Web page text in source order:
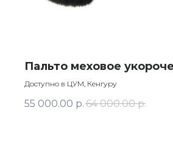
Пальто меховое
Доступно в ЦУМ, Кенгуру
55 000.00 р. 64 000.00 р.